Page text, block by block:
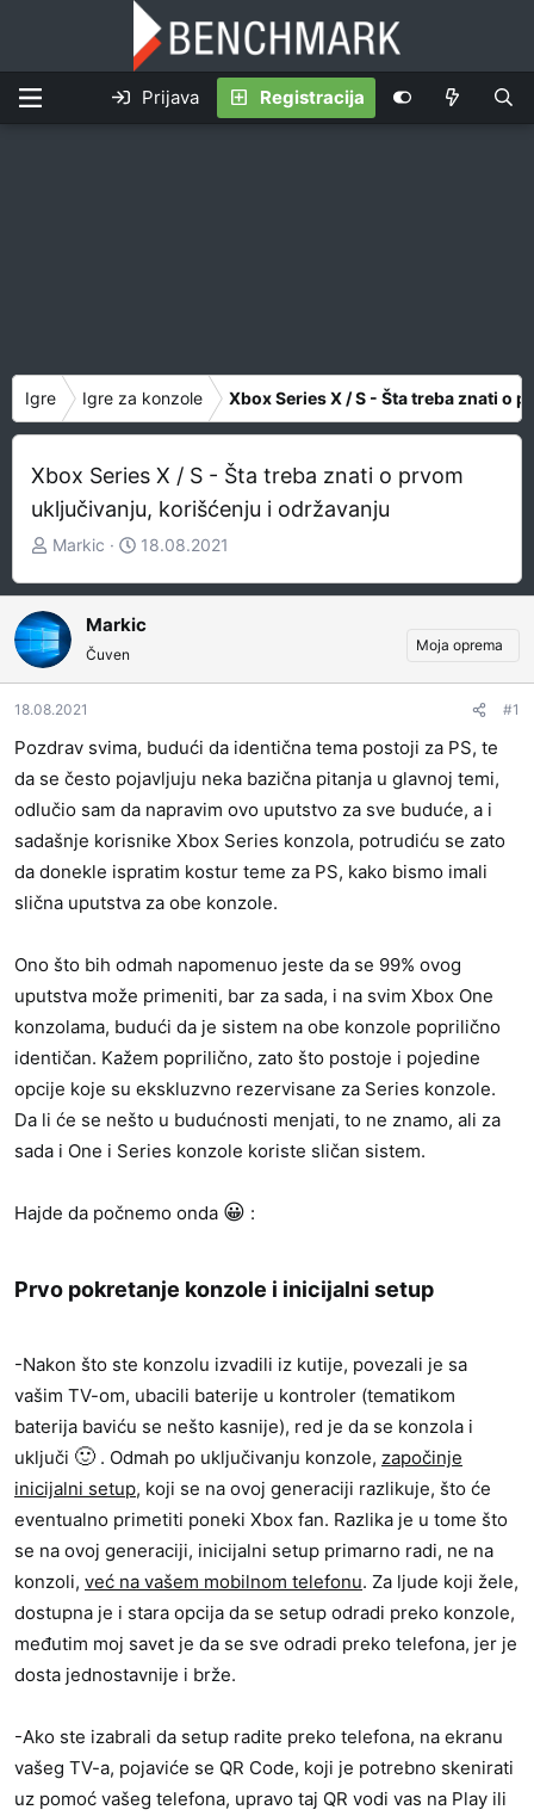
Prijava Registracija
Igre Igre za konzole Xbox Series X / S - Šta treba znati o
Xbox Series X / S - Šta treba znati o prvom
uključivanju, korišćenju i održavanju
Z
č
e
t
t
e
m
e
Markic
D
t
u
r
e
t
a
j
a
18.08.2021
Markic
Čuven
Moja oprema
18.08.2021 #1
Pozdrav svima, budući da identična tema postoji za PS, te
da se često pojavljuju neka bazična pitanja u glavnoj temi,
odlučio sam da napravim ovo uputstvo za sve buduće, a i
sadašnje korisnike Xbox Series konzola, potrudiću se zato
da donekle ispratim kostur teme za PS, kako bismo imali
slična uputstva za obe konzole.
Ono što bih odmah napomenuo jeste da se 99% ovog
uputstva može primeniti, bar za sada, i na svim Xbox One
konzolama, budući da je sistem na obe konzole poprilično
identičan. Kažem poprilično, zato što postoje i pojedine
opcije koje su ekskluzvno rezervisane za Series konzole.
Da li će se nešto u budućnosti menjati, to ne znamo, ali za
sada i One i Series konzole koriste sličan sistem.
Hajde da počnemo onda 😀 :
Prvo pokretanje konzole i inicijalni setup​
-Nakon što ste konzolu izvadili iz kutije, povezali je sa
vašim TV-om, ubacili baterije u kontroler (tematikom
baterija baviću se nešto kasnije), red je da se konzola i
uključi 🙂 . Odmah po uključivanju konzole, započinje
inicijalni setup, koji se na ovoj generaciji razlikuje, što će
eventualno primetiti poneki Xbox fan. Razlika je u tome što
se na ovoj generaciji, inicijalni setup primarno radi, ne na
konzoli, već na vašem mobilnom telefonu. Za ljude koji žele,
dostupna je i stara opcija da se setup odradi preko konzole,
međutim moj savet je da se sve odradi preko telefona, jer je
dosta jednostavnije i brže.
-Ako ste izabrali da setup radite preko telefona, na ekranu
vašeg TV-a, pojaviće se QR Code, koji je potrebno skenirati
uz pomoć vašeg telefona, upravo taj QR vodi vas na Play ili